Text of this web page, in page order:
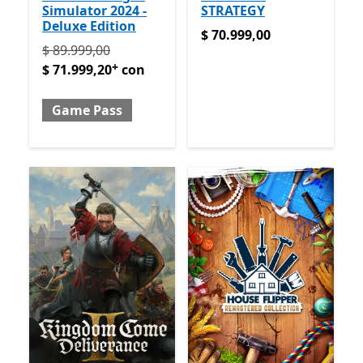
Simulator 2024 -
Deluxe Edition
Originalmente $ 89.999,00 ahora $ 71.999,20 con
$ 89.999,00
$ 71.999,20+ con
Game Pass
STRATEGY
$ 70.999,00
$ 70.999,00